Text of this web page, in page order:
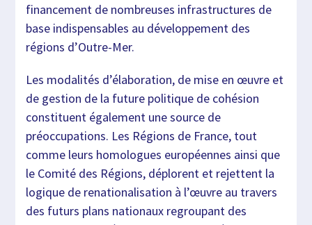
financement de nombreuses infrastructures de
base indispensables au développement des
régions d’Outre-Mer.
Les modalités d’élaboration, de mise en œuvre et
de gestion de la future politique de cohésion
constituent également une source de
préoccupations. Les Régions de France, tout
comme leurs homologues européennes ainsi que
le Comité des Régions, déplorent et rejettent la
logique de renationalisation à l’œuvre au travers
des futurs plans nationaux regroupant des